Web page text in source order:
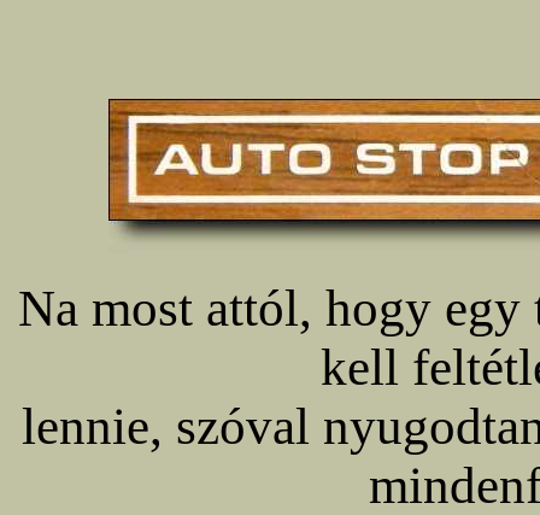
Na most attól, hogy egy
kell
lennie, szóval